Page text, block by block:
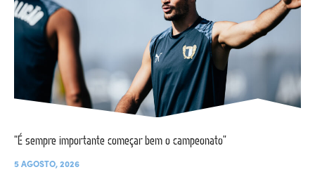
“É sempre importante começar bem o campeonato”
5 AGOSTO, 2026